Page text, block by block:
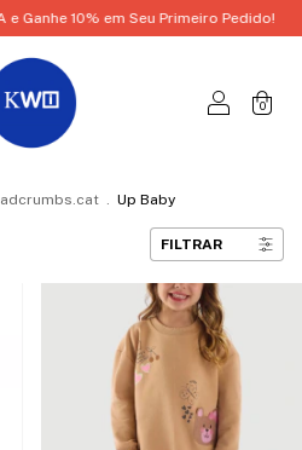
Seu Primeiro Pedido! Utilize o Cupom
0
. Up Baby
FILTRAR